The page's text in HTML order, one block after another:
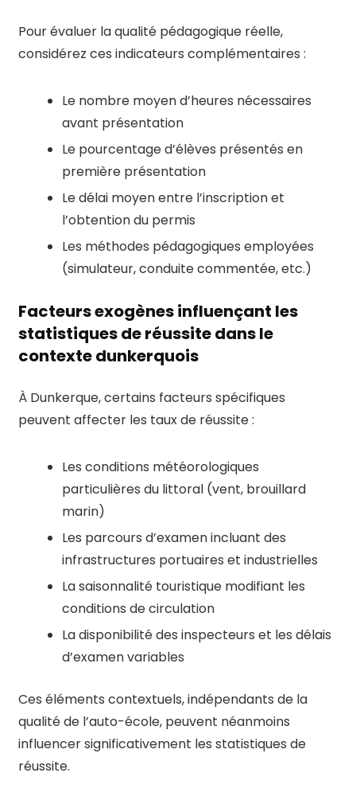
Pour évaluer la qualité pédagogique réelle,
considérez ces indicateurs complémentaires :
Le nombre moyen d’heures nécessaires
avant présentation
Le pourcentage d’élèves présentés en
première présentation
Le délai moyen entre l’inscription et
l’obtention du permis
Les méthodes pédagogiques employées
(simulateur, conduite commentée, etc.)
Facteurs exogènes influençant les
statistiques de réussite dans le
contexte dunkerquois
À Dunkerque, certains facteurs spécifiques
peuvent affecter les taux de réussite :
Les conditions météorologiques
particulières du littoral (vent, brouillard
marin)
Les parcours d’examen incluant des
infrastructures portuaires et industrielles
La saisonnalité touristique modifiant les
conditions de circulation
La disponibilité des inspecteurs et les délais
d’examen variables
Ces éléments contextuels, indépendants de la
qualité de l’auto-école, peuvent néanmoins
influencer significativement les statistiques de
réussite.